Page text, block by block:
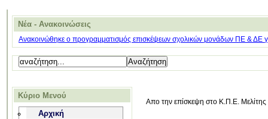
Νέα - Ανακοινώσεις
Ανακοινώθηκε ο προγραμματισμός επισκέψεων σχολικών μονάδων ΠΕ & ΔΕ
Κύριο Μενού
Αρχική
Απο την επίσκεψη στο Κ.Π.Ε.